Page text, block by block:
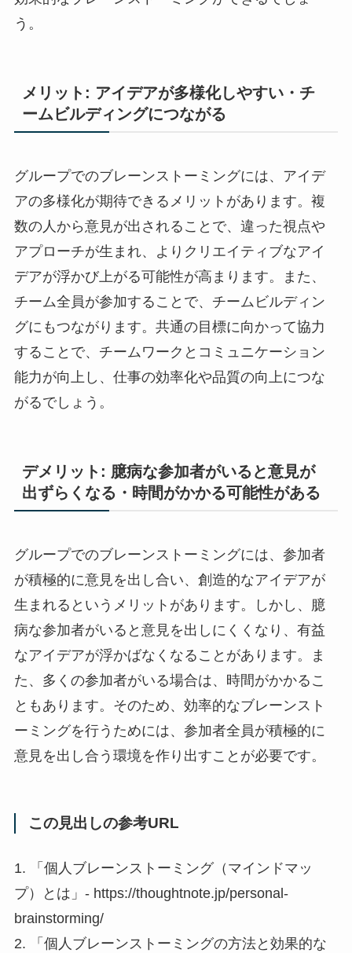
う。
メリット: アイデアが多様化しやすい・チ
ームビルディングにつながる
グループでのブレーンストーミングには、アイデ
アの多様化が期待できるメリットがあります。複
数の人から意見が出されることで、違った視点や
アプローチが生まれ、よりクリエイティブなアイ
デアが浮かび上がる可能性が高まります。また、
チーム全員が参加することで、チームビルディン
グにもつながります。共通の目標に向かって協力
することで、チームワークとコミュニケーション
能力が向上し、仕事の効率化や品質の向上につな
がるでしょう。
デメリット: 臆病な参加者がいると意見が
出ずらくなる・時間がかかる可能性がある
グループでのブレーンストーミングには、参加者
が積極的に意見を出し合い、創造的なアイデアが
生まれるというメリットがあります。しかし、臆
病な参加者がいると意見を出しにくくなり、有益
なアイデアが浮かばなくなることがあります。ま
た、多くの参加者がいる場合は、時間がかかるこ
ともあります。そのため、効率的なブレーンスト
ーミングを行うためには、参加者全員が積極的に
意見を出し合う環境を作り出すことが必要です。
この見出しの参考URL
1. 「個人ブレーンストーミング（マインドマッ
プ）とは」- https://thoughtnote.jp/personal-
brainstorming/
2. 「個人ブレーンストーミングの方法と効果的な